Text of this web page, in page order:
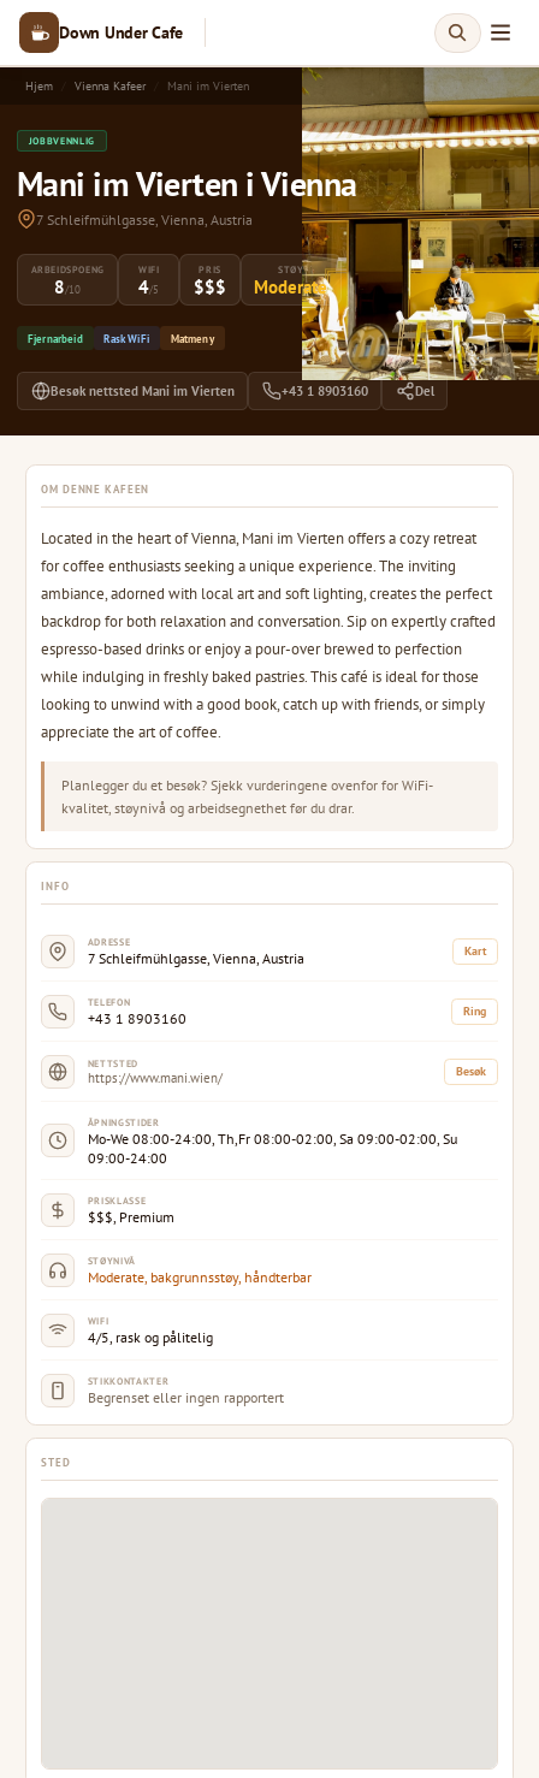
Down Under Cafe
Hjem Vienna Kafeer Mani im Vierten
JOBBVENNLIG
Mani im Vierten i Vienna
7 Schleifmühlgasse, Vienna, Austria
ARBEIDSPOENG
8/10
WIFI
4/5
PRIS
$$$
STØY
Moderate
Fjernarbeid Rask WiFi Matmeny
Besøk nettsted Mani im Vierten +43 1 8903160 Del
OM DENNE KAFEEN
Located in the heart of Vienna, Mani im Vierten offers a cozy retreat
for coffee enthusiasts seeking a unique experience. The inviting
ambiance, adorned with local art and soft lighting, creates the perfect
backdrop for both relaxation and conversation. Sip on expertly crafted
espresso-based drinks or enjoy a pour-over brewed to perfection
while indulging in freshly baked pastries. This café is ideal for those
looking to unwind with a good book, catch up with friends, or simply
appreciate the art of coffee.
Planlegger du et besøk? Sjekk vurderingene ovenfor for WiFi-
kvalitet, støynivå og arbeidsegnethet før du drar.
INFO
ADRESSE
7 Schleifmühlgasse, Vienna, Austria Kart
TELEFON
+43 1 8903160 Ring
NETTSTED
https://www.mani.wien/ Besøk
ÅPNINGSTIDER
Mo-We 08:00-24:00, Th,Fr 08:00-02:00, Sa 09:00-02:00, Su
09:00-24:00
PRISKLASSE
$$$, Premium
STØYNIVÅ
Moderate, bakgrunnsstøy, håndterbar
WIFI
4/5, rask og pålitelig
STIKKONTAKTER
Begrenset eller ingen rapportert
STED